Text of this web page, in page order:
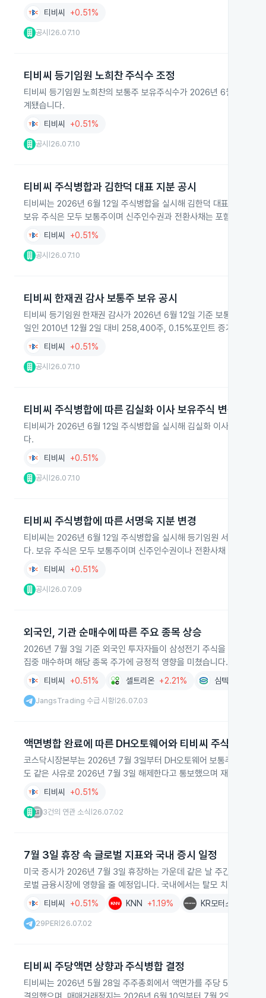
티비씨 +0.51%
공시 26.07.10
티비씨 등기임원 노희찬 주식수 조정
티비씨 등기임원 노희찬의 보통주 보유주식수가 2026년 6월 12일
계됐습니다.
티비씨 +0.51%
공시 26.07.10
티비씨 주식병합과 김한덕 대표 지분 공시
티비씨는 2026년 6월 12일 주식병합을 실시해 김한덕 대표이사의
보유 주식은 모두 보통주이며 신주인수권과 전환사채는 포함되지 않
티비씨 +0.51%
공시 26.07.10
티비씨 한재권 감사 보통주 보유 공시
티비씨 등기임원 한재권 감사가 2026년 6월 12일 기준 보통주
일인 2010년 12월 2일 대비 258,400주, 0.15%포인트 증가했으며
티비씨 +0.51%
공시 26.07.10
티비씨 주식병합에 따른 김실화 이사 보유주식 변동
티비씨가 2026년 6월 12일 주식병합을 실시해 김실화 이사 보유주
다.
티비씨 +0.51%
공시 26.07.10
티비씨 주식병합에 따른 서명욱 지분 변경
티비씨는 2026년 6월 12일 주식병합을 실시해 등기임원 서명욱의
다. 보유 주식은 모두 보통주이며 신주인수권이나 전환사채 등은 포함
티비씨 +0.51%
공시 26.07.09
외국인, 기관 순매수에 따른 주요 종목 상승
2026년 7월 3일 기준 외국인 투자자들이 삼성전기 주식을 2조 8천
집중 매수하며 해당 종목 주가에 긍정적 영향을 미쳤습니다. 같은 기
티비씨 +0.51% 셀트리온 +2.21% 심텍
JangsTrading 수급 시황 26.07.03
액면병합 완료에 따른 DH오토웨어와 티비씨 주식 거래 재
코스닥시장본부는 2026년 7월 3일부터 DH오토웨어 보통주의 매매
도 같은 사유로 2026년 7월 3일 해제한다고 통보했으며 재개일 장
티비씨 +0.51%
3건의 연관 소식 26.07.02
7월 3일 휴장 속 글로벌 지표와 국내 증시 일정
미국 증시가 2026년 7월 3일 휴장하는 가운데 같은 날 주간 원유 채
로벌 금융시장에 영향을 줄 예정입니다. 국내에서는 탈모 치료 건강
티비씨 +0.51% KNN +1.19% KR모터스
29PER 26.07.02
티비씨 주당액면 상향과 주식병합 결정
티비씨는 2026년 5월 28일 주주총회에서 액면가를 주당 500원에